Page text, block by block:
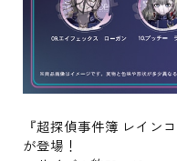
『超探偵事件簿 レイン
が登場！